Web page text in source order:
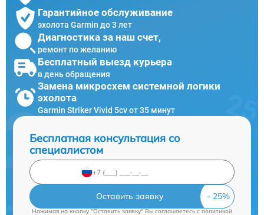
Гарантийное обслуживание
эхолота Garmin до 3 лет
Диагностика за наш счет,
ремонт по желанию
Бесплатный выезд курьера
в день обращения
Замена микросхем системной логики
эхолота
Garmin Striker Vivid 5cv от 35 минут
Бесплатная консультация со
специалистом
Оставить заявку
Нажимая на кнопку "Оставить заявку" Вы соглашаетесь cполитикой